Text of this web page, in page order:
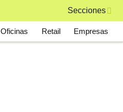
Secciones
Oficinas Retail Empresas